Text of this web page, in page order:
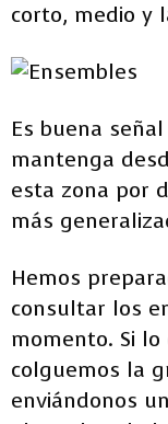
corto, medio y
Es buena
mantenga
esta zona por
más
Hemos
consultar los
momento. Si
colguemos la
enviándonos